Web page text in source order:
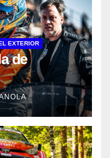
EXTERIOR
de